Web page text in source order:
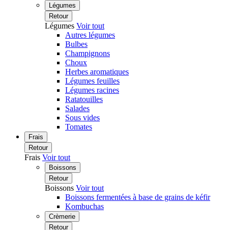
Légumes
Retour
Légumes Voir tout
Autres légumes
Bulbes
Champignons
Choux
Herbes aromatiques
Légumes feuilles
Légumes racines
Ratatouilles
Salades
Sous vides
Tomates
Frais
Retour
Frais Voir tout
Boissons
Retour
Boissons Voir tout
Boissons fermentées à base de grains de kéfir
Kombuchas
Crèmerie
Retour